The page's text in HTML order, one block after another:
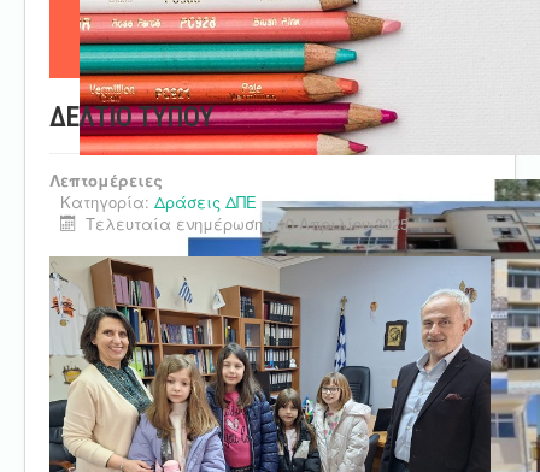
ΔΕΛΤΙΟ ΤΥΠΟΥ
Λεπτομέρειες
Κατηγορία: Δράσεις ΔΠΕ
Τελευταία ενημέρωση : 10 Απριλίου 2025